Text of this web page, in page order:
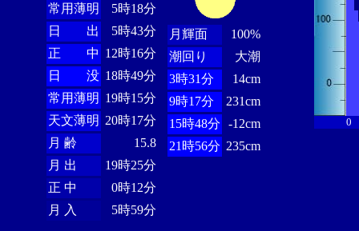
常用薄明
5時18分
日 出
5時43分
正 中 12時16分
日 没 18時49分
常用薄明 19時15分
天文薄明 20時17分
月 齢
15.8
月 出
19時25分
正 中
0時12分
月 入
5時59分
月輝面
100%
潮回り
大潮
3時31分
14cm
9時17分
231cm
15時48分
-12cm
21時56分 235cm
0